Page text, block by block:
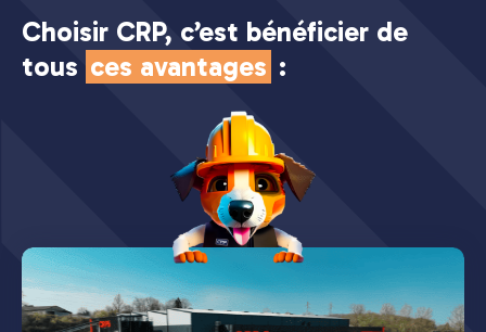
Choisir CRP, c’est bénéficier de
tous ces avantages :